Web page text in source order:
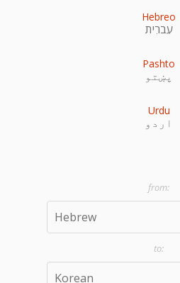
Hebreo
עִברִית
Pashto
پښتو
Urdu
اردو